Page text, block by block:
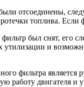
отсоединены,
топлива.
был снят, его
и
фильтра
работу двигателя и